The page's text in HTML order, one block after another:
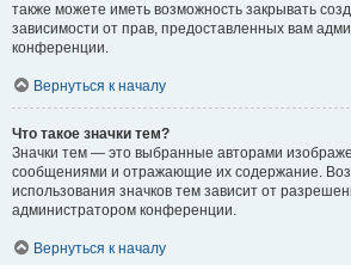
также можете иметь возможность закрывать
зависимости от прав, предоставленных вам
конференции.
Вернуться к началу
Что такое значки тем?
Значки тем — это выбранные авторами
сообщениями и отражающие их содержание.
использования значков тем зависит от
администратором конференции.
Вернуться к началу